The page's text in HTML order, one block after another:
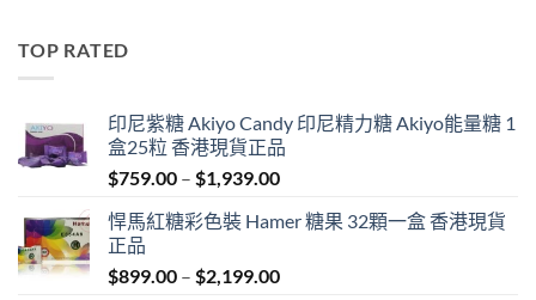
TOP RATED
印尼紫糖 Akiyo Candy 印尼精力糖 Akiyo能量糖 1
盒25粒 香港現貨正品
$759.00 – $1,939.00Price
$759.00
$1,939.00
悍馬紅糖彩色裝 Hamer 糖果 32顆一盒 香港現貨
正品
$899.00 – $2,199.00Price